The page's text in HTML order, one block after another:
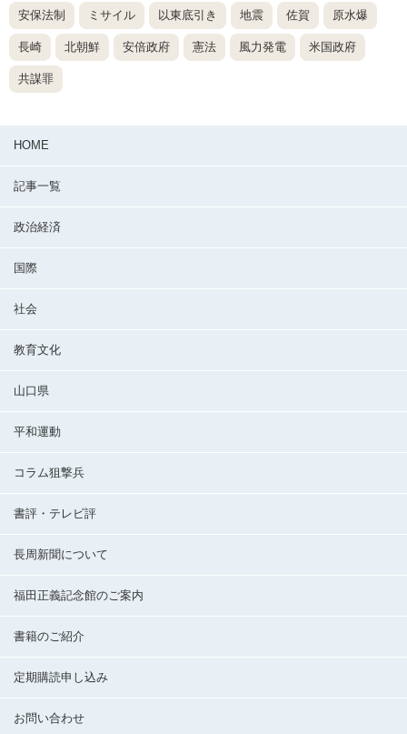
安保法制 ミサイル 以東底引き 地震 佐賀 原水爆
長崎 北朝鮮 安倍政府 憲法 風力発電 米国政府
共謀罪
HOME
記事一覧
政治経済
国際
社会
教育文化
山口県
平和運動
コラム狙撃兵
書評・テレビ評
長周新聞について
福田正義記念館のご案内
書籍のご紹介
定期購読申し込み
お問い合わせ